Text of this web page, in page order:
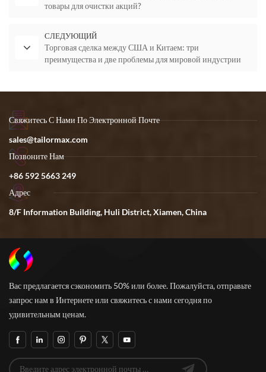
товары для очистки акций?
СЛЕДУЮЩИЙ
Торговая сделка между США и Китаем: три
преимущества и две проблемы для мировой индустрии
Свяжитесь С Нами По Электронной Почте
sales@tailormax.com
Позвоните Нам
+86 592 5663 249
Адрес
8/F Information Building, Huli District, Xiamen, China
Вас предлагается сэкономить 50% или более. Пожалуйста, отправьте
запрос нам в Интернете или свяжитесь с нами сегодня по
удивительным ценам.